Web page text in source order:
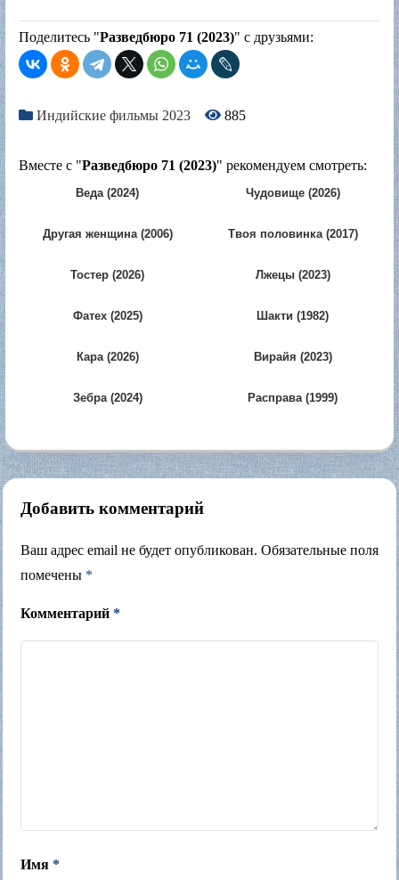
Поделитесь "Разведбюро 71 (2023)" с друзьями:
Индийские фильмы 2023 885
Вместе с "Разведбюро 71 (2023)" рекомендуем смотреть:
Веда (2024) Чудовище (2026)
Другая женщина (2006) Твоя половинка (2017)
Тостер (2026) Лжецы (2023)
Фатех (2025) Шакти (1982)
Кара (2026) Вирайя (2023)
Зебра (2024) Расправа (1999)
Добавить комментарий
Ваш адрес email не будет опубликован. Обязательные поля
помечены *
Комментарий *
Имя *